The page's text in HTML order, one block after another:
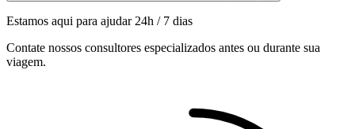
Estamos aqui para ajudar 24h / 7 dias
Contate nossos consultores especializados antes ou durante sua
viagem.